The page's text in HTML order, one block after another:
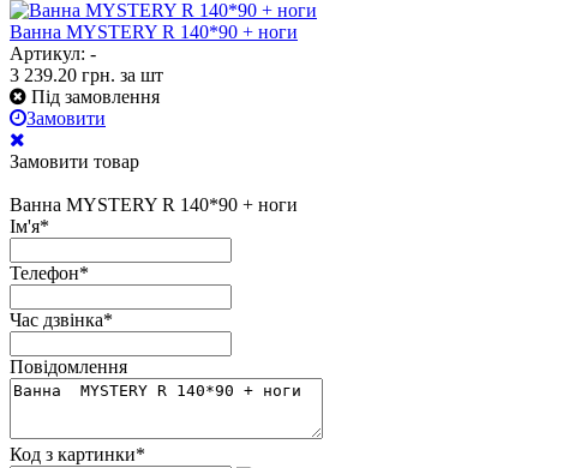
Ванна MYSTERY R 140*90 + ноги
Артикул: -
3 239.20 грн. за шт
Під замовлення
Замовити
Замовити товар
Ванна MYSTERY R 140*90 + ноги
Ім'я*
Телефон*
Час дзвінка*
Повідомлення
Код з картинки*